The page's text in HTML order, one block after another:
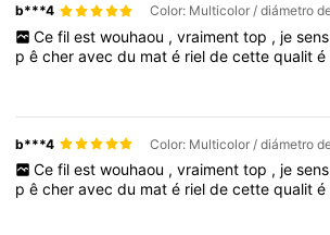
b***4
Ce fil est wouhaou , vraiment top , je sens
pêcheravecdu maté rieldecettequalité
b***4
Ce fil est wouhaou , vraiment top , je sens
pêcheravecdu maté rieldecettequalité